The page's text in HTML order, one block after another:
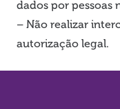
dados por pessoas
– Não realizar
autorização legal.